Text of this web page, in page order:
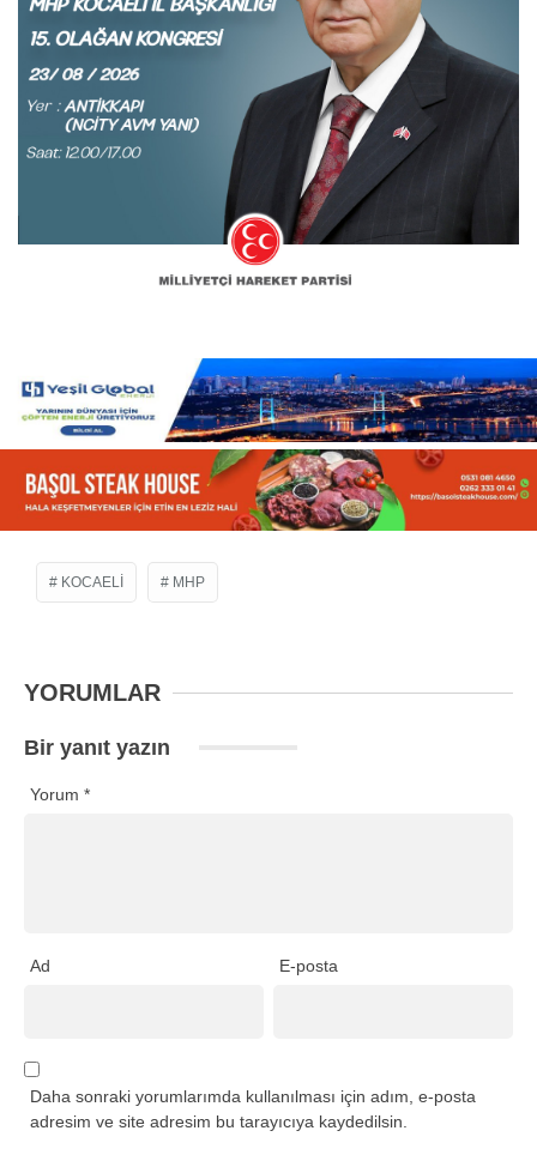
KOCAELI MHP
YORUMLAR
Bir yanıt yazın
Yorum *
Ad E-posta
Daha sonraki yorumlarımda kullanılması için adım, e-posta
adresim ve site adresim bu tarayıcıya kaydedilsin.